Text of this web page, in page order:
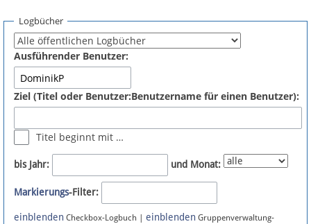
Fördermitglied werden
Fehler melden
Newsletter
Bluesky
Facebook
Logbücher
Ausführender Benutzer:
Ziel (Titel oder Benutzer:Benutzername für einen Benutzer):
Titel beginnt mit …
bis Jahr: und Monat:
Markierungs-Filter:
einblenden Checkbox-Logbuch | einblenden Gruppenverwaltung-